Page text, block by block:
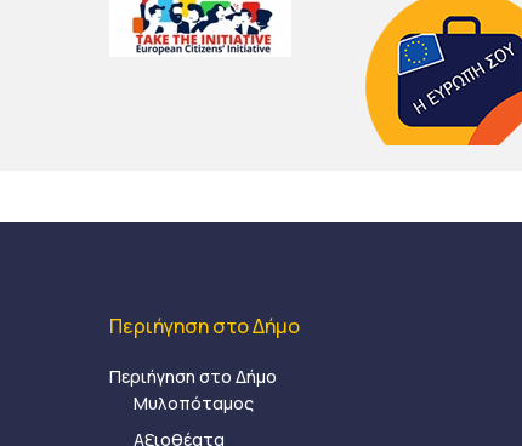
Περιήγηση στο Δήμο
Περιήγηση στο Δήμο
Μυλοπόταμος
Αξιοθέατα